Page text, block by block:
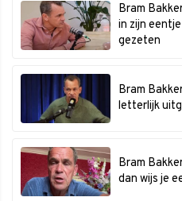
Bram
in zijn
gezeten
Bram
letterlijk
Bram
dan wijs je